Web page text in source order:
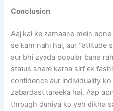
Conclusion
Aaj kal ke zamaane mein
se kam nahi hai, aur “attitude
aur bhi zyada popular bana
status share karna sirf ek
confidence aur individuality
zabardast tareeka hai. Aap
through duniya ko yeh dikha